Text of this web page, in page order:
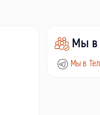
Мы в
Мы в